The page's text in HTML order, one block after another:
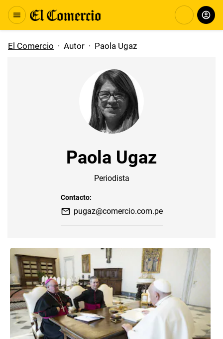
El Comercio · Autor · Paola Ugaz
Paola Ugaz
Periodista
Contacto:
pugaz@comercio.com.pe